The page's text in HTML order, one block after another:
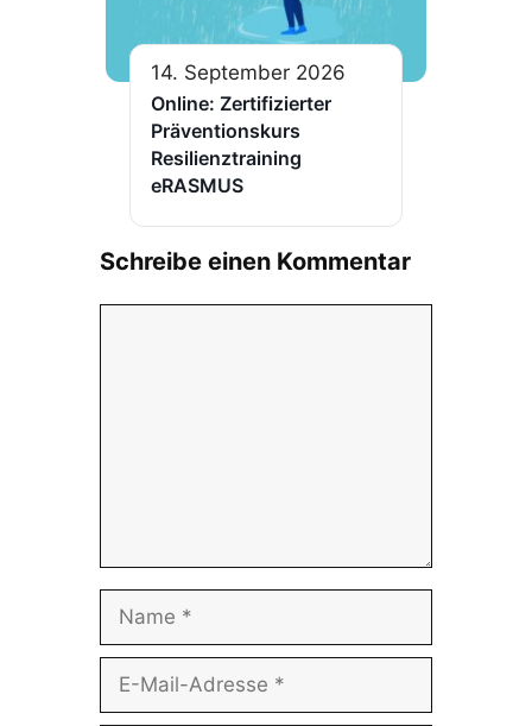
14. September 2026
Online: Zertifizierter
Präventionskurs
Resilienztraining
eRASMUS
Schreibe einen Kommentar
Name